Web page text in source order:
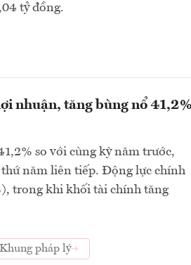
tỷ đồng.
nhuận, tăng bùng nổ 41,2%
so với cùng kỳ năm trước,
năm liên tiếp. Động lực chính
trong khi khối tài chính tăng
Khung pháp lý